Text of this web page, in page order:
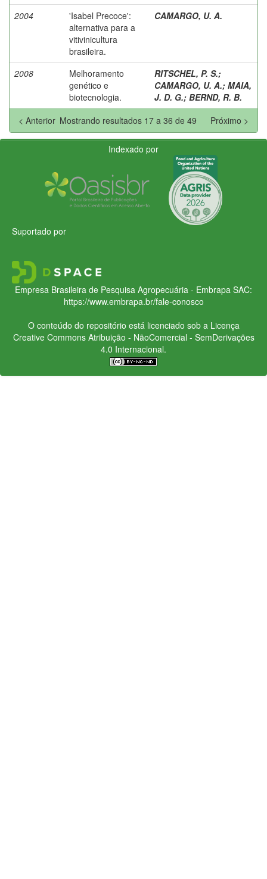
2004
'Isabel Precoce':
alternativa para a
vitivinicultura
brasileira.
CAMARGO, U. A.
2008
Melhoramento
genético e
biotecnologia.
RITSCHEL, P. S.;
CAMARGO, U. A.; MAIA,
J. D. G.; BERND, R. B.
Mostrando resultados 17 a 36 de 49
< Anterior Próximo >
Indexado por
Suportado por
Empresa Brasileira de Pesquisa Agropecuária - Embrapa SAC:
https://www.embrapa.br/fale-conosco
O conteúdo do repositório está licenciado sob a Licença
Creative CommonsAtribuição - NãoComercial - SemDerivações
4.0 Internacional.